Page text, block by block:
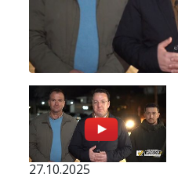
27.10.2025